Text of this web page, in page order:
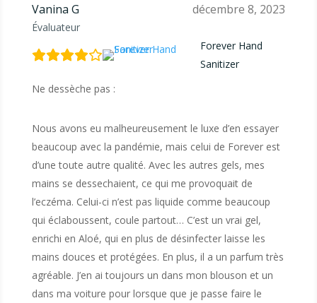
Vanina G
Évaluateur
décembre 8, 2023
Forever Hand
Sanitizer
Ne dessèche pas :
Nous avons eu malheureusement le luxe d’en essayer
beaucoup avec la pandémie, mais celui de Forever est
d’une toute autre qualité. Avec les autres gels, mes
mains se dessechaient, ce qui me provoquait de
l’eczéma. Celui-ci n’est pas liquide comme beaucoup
qui éclaboussent, coule partout… C’est un vrai gel,
enrichi en Aloé, qui en plus de désinfecter laisse les
mains douces et protégées. En plus, il a un parfum très
agréable. J’en ai toujours un dans mon blouson et un
dans ma voiture pour lorsque que je passe faire le